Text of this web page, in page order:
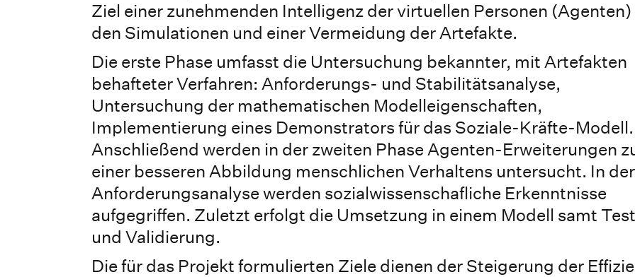
Ziel einer zunehmenden Intelligenz der virtuellen Personen (Agenten)
den Simulationen und einer Vermeidung der Artefakte.
Die erste Phase umfasst die Untersuchung bekannter, mit Artefakten
behafteter Verfahren: Anforderungs- und Stabilitätsanalyse,
Untersuchung der mathematischen Modelleigenschaften,
Implementierung eines Demonstrators für das Soziale-Kräfte-Modell.
Anschließend werden in der zweiten Phase Agenten-Erweiterungen
einer besseren Abbildung menschlichen Verhaltens untersucht. In der
Anforderungsanalyse werden sozialwissenschafliche Erkenntnisse
aufgegriffen. Zuletzt erfolgt die Umsetzung in einem Modell samt Test
und Validierung.
Die für das Projekt formulierten Ziele dienen der Steigerung der